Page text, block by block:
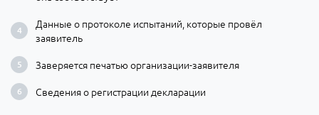
Данные о протоколе испытаний, которые провёл
заявитель
Заверяется печатью организации-заявителя
Сведения о регистрации декларации